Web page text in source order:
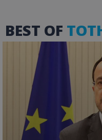
BEST OF
ASP.NET_SessionId